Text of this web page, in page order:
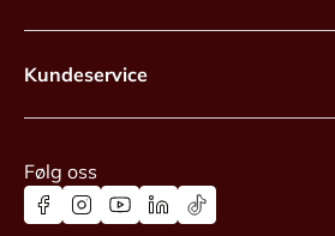
Kundeservice
Følg oss